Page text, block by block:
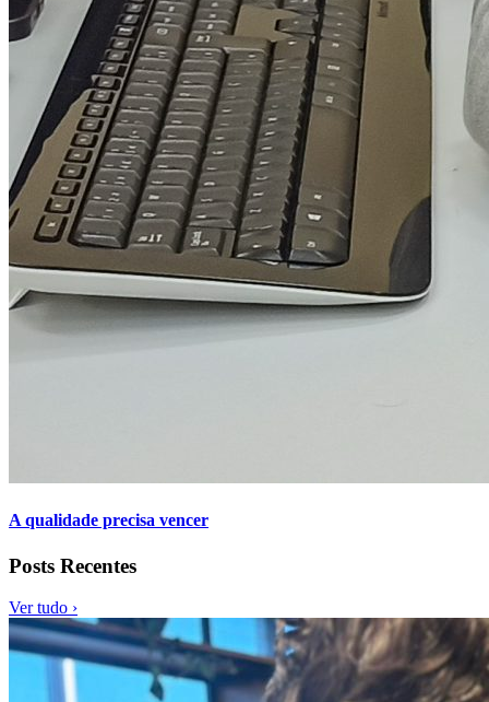
A qualidade precisa vencer
Posts Recentes
Ver tudo ›